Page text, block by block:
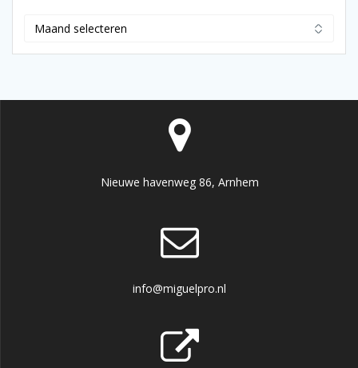
Nieuwe havenweg 86, Arnhem
info@miguelpro.nl